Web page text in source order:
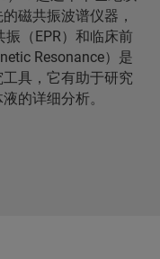
磁共振波谱仪器，
（EPR）和临床前
Resonance）是
具，它有助于研究
的详细分析。